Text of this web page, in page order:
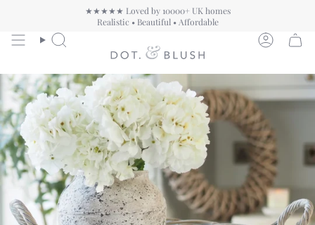
contenido
★★★★★ Loved by 10000+ UK homes
Realistic • Beautiful • Affordable
Búsqueda Cuenta